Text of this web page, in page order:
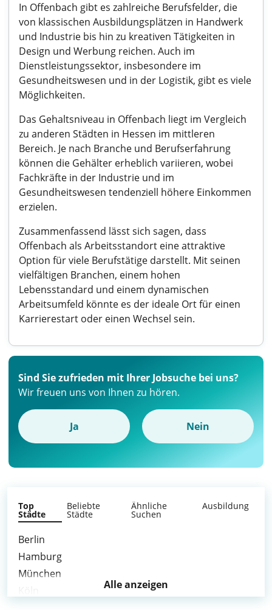
In Offenbach gibt es zahlreiche Berufsfelder, die
von klassischen Ausbildungsplätzen in Handwerk
und Industrie bis hin zu kreativen Tätigkeiten in
Design und Werbung reichen. Auch im
Dienstleistungssektor, insbesondere im
Gesundheitswesen und in der Logistik, gibt es viele
Möglichkeiten.
Das Gehaltsniveau in Offenbach liegt im Vergleich
zu anderen Städten in Hessen im mittleren
Bereich. Je nach Branche und Berufserfahrung
können die Gehälter erheblich variieren, wobei
Fachkräfte in der Industrie und im
Gesundheitswesen tendenziell höhere Einkommen
erzielen.
Zusammenfassend lässt sich sagen, dass
Offenbach als Arbeitsstandort eine attraktive
Option für viele Berufstätige darstellt. Mit seinen
vielfältigen Branchen, einem hohen
Lebensstandard und einem dynamischen
Arbeitsumfeld könnte es der ideale Ort für einen
Karrierestart oder einen Wechsel sein.
Sind Sie zufrieden mit Ihrer Jobsuche bei uns?
Wir freuen uns von Ihnen zu hören.
Ja Nein
Top
Städte
Beliebte
Städte
Ähnliche
Suchen
Ausbildung
Berlin
Hamburg
München
Alle anzeigen